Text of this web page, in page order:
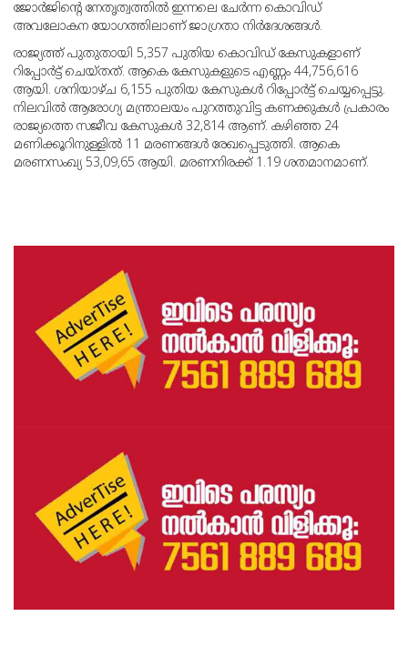
ജോര്‍ജിന്റെ നേതൃത്വത്തില്‍ ഇന്നലെ ചേര്‍ന്ന കൊവിഡ്
അവലോകന യോഗത്തിലാണ് ജാഗ്രതാ നിര്‍ദേശങ്ങള്‍.
രാജ്യത്ത് പുതുതായി 5,357 പുതിയ കൊവിഡ് കേസുകളാണ്
റിപ്പോര്‍ട്ട് ചെയ്തത്. ആകെ കേസുകളുടെ എണ്ണം 44,756,616
ആയി. ശനിയാഴ്ച 6,155 പുതിയ കേസുകള്‍ റിപ്പോര്‍ട്ട് ചെയ്യപ്പെട്ടു.
നിലവില്‍ ആരോഗ്യ മന്ത്രാലയം പുറത്തുവിട്ട കണക്കുകള്‍ പ്രകാരം
രാജ്യത്തെ സജീവ കേസുകള്‍ 32,814 ആണ്. കഴിഞ്ഞ 24
മണിക്കൂറിനുള്ളില്‍ 11 മരണങ്ങള്‍ രേഖപ്പെടുത്തി. ആകെ
മരണസംഖ്യ 53,09,65 ആയി. മരണനിരക്ക് 1.19 ശതമാനമാണ്.